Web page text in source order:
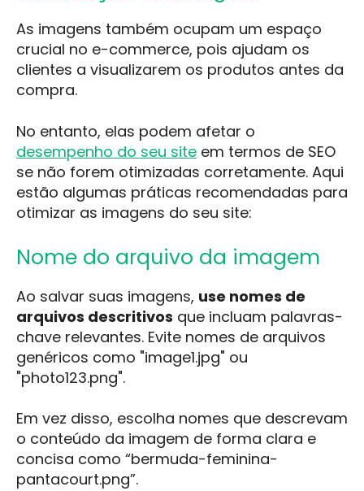
As imagens também ocupam um espaço
crucial no e-commerce, pois ajudam os
clientes a visualizarem os produtos antes da
compra.
No entanto, elas podem afetar o
desempenho do seu site em termos de SEO
se não forem otimizadas corretamente. Aqui
estão algumas práticas recomendadas para
otimizar as imagens do seu site:
Nome do arquivo da imagem
Ao salvar suas imagens, use nomes de
arquivos descritivos que incluam palavras-
chave relevantes. Evite nomes de arquivos
genéricos como "image1.jpg" ou
"photo123.png".
Em vez disso, escolha nomes que descrevam
o conteúdo da imagem de forma clara e
concisa como “bermuda-feminina-
pantacourt.png”.